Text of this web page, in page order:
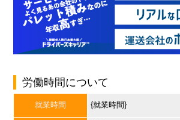
労働時間について
就業時間 {就業時間}